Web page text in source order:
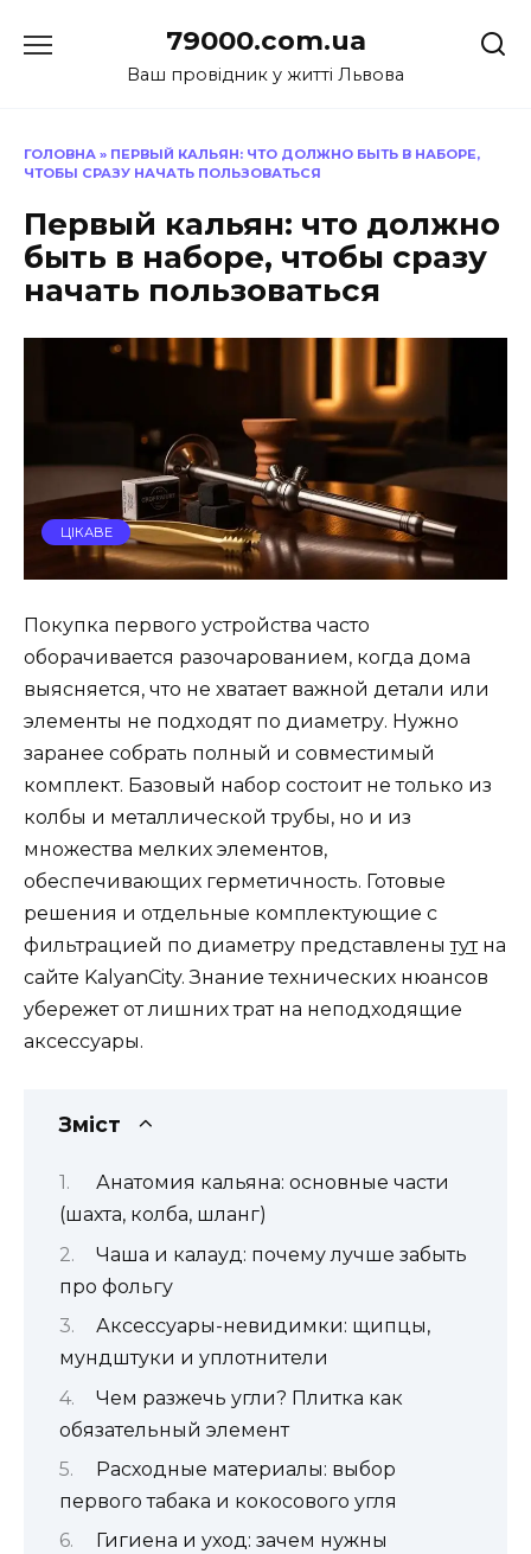
до
79000.com.ua
Ваш провідник у житті Львова
ГОЛОВНА » ПЕРВЫЙ КАЛЬЯН: ЧТО ДОЛЖНО БЫТЬ В НАБОРЕ,
ЧТОБЫ СРАЗУ НАЧАТЬ ПОЛЬЗОВАТЬСЯ
Первый кальян: что должно
быть в наборе, чтобы сразу
начать пользоваться
ЦІКАВЕ
Покупка первого устройства часто
оборачивается разочарованием, когда дома
выясняется, что не хватает важной детали или
элементы не подходят по диаметру. Нужно
заранее собрать полный и совместимый
комплект. Базовый набор состоит не только из
колбы и металлической трубы, но и из
множества мелких элементов,
обеспечивающих герметичность. Готовые
решения и отдельные комплектующие с
фильтрацией по диаметру представленытутна
сайте KalyanCity. Знание технических нюансов
убережет от лишних трат на неподходящие
аксессуары.
Зміст
Анатомия кальяна: основные части
(шахта, колба, шланг)
Чаша и калауд: почему лучше забыть
про фольгу
Аксессуары-невидимки: щипцы,
мундштуки и уплотнители
Чем разжечь угли? Плитка как
обязательный элемент
Расходные материалы: выбор
первого табака и кокосового угля
Гигиена и уход: зачем нужны